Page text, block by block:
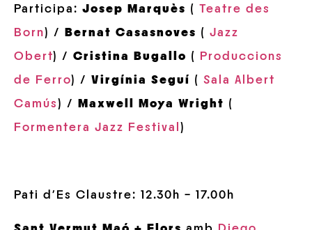
Participa: Josep Marquès ( Teatre des
Born) / Bernat Casasnoves ( Jazz
Obert) / Cristina Bugallo (
Produccions
de Ferro) / Virgínia Seguí ( Sala Albert
Camús ) / Maxwell Moya Wright (
Formentera Jazz Festival )
Pati d’Es Claustre: 12.30h – 17.00h